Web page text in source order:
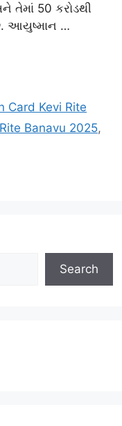
50 કરોડથી
આયુષ્માન …
Card Kevi Rite
Banavu 2025,
Search